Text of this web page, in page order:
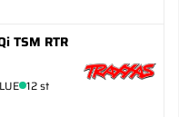
TSM RTR
12 st